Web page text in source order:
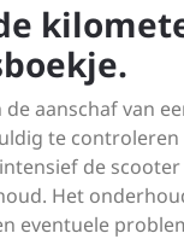
aanschaf van
te
de
Het
eventuele